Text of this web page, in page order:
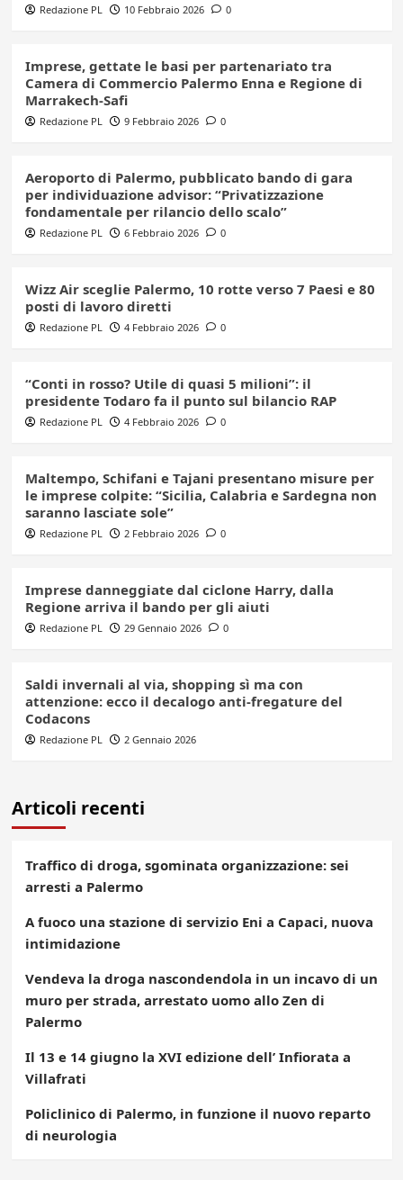
Redazione PL 10 Febbraio 2026 0
Imprese, gettate le basi per partenariato tra
Camera di Commercio Palermo Enna e Regione di
Marrakech-Safi
Redazione PL 9 Febbraio 2026 0
Aeroporto di Palermo, pubblicato bando di gara
per individuazione advisor: “Privatizzazione
fondamentale per rilancio dello scalo”
Redazione PL 6 Febbraio 2026 0
Wizz Air sceglie Palermo, 10 rotte verso 7 Paesi e 80
posti di lavoro diretti
Redazione PL 4 Febbraio 2026 0
“Conti in rosso? Utile di quasi 5 milioni”: il
presidente Todaro fa il punto sul bilancio RAP
Redazione PL 4 Febbraio 2026 0
Maltempo, Schifani e Tajani presentano misure per
le imprese colpite: “Sicilia, Calabria e Sardegna non
saranno lasciate sole”
Redazione PL 2 Febbraio 2026 0
Imprese danneggiate dal ciclone Harry, dalla
Regione arriva il bando per gli aiuti
Redazione PL 29 Gennaio 2026 0
Saldi invernali al via, shopping sì ma con
attenzione: ecco il decalogo anti-fregature del
Codacons
Redazione PL 2 Gennaio 2026
Articoli recenti
Traffico di droga, sgominata organizzazione: sei
arresti a Palermo
A fuoco una stazione di servizio Eni a Capaci, nuova
intimidazione
Vendeva la droga nascondendola in un incavo di un
muro per strada, arrestato uomo allo Zen di
Palermo
Il 13 e 14 giugno la XVI edizione dell’ Infiorata a
Villafrati
Policlinico di Palermo, in funzione il nuovo reparto
di neurologia